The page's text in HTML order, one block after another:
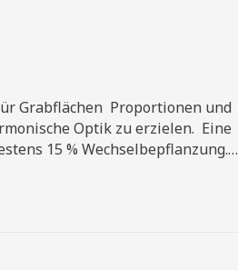
Grabflächen ​ Proportionen und
Optik zu erzielen. ​ Eine
15 % Wechselbepflanzung.…